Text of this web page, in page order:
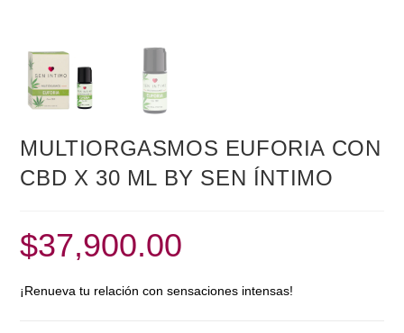
MULTIORGASMOS EUFORIA CON
CBD X 30 ML BY SEN ÍNTIMO
$37,900.00
¡Renueva tu relación con sensaciones intensas!